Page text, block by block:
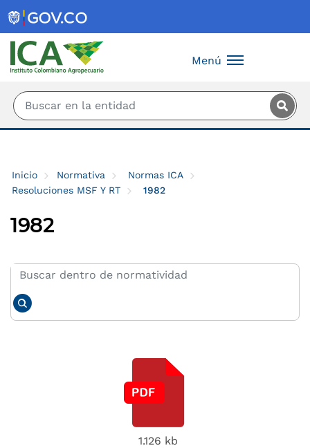
Menú
Inicio Normativa
Normas ICA
Resoluciones MSF Y RT
1982
1982
1.126 kb